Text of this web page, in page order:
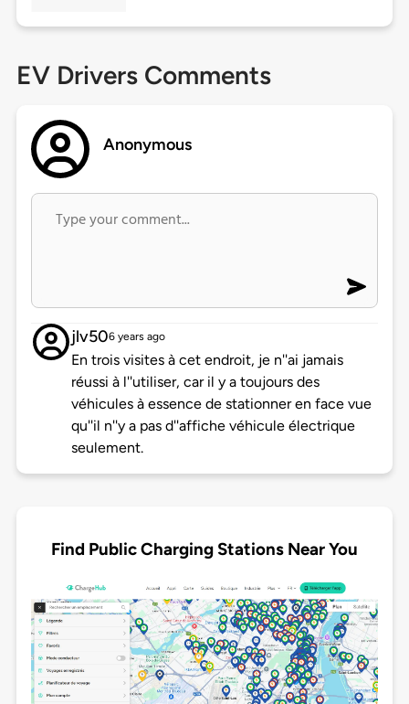
EV Drivers Comments
Anonymous
jlv506 years ago
En trois visites à cet endroit, je n''ai jamais
réussi à l''utiliser, car il y a toujours des
véhicules à essence de stationner en face vue
qu''il n''y a pas d''affiche véhicule électrique
seulement.
Find Public Charging Stations Near You